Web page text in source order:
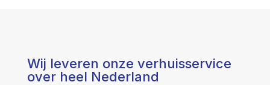
Wij leveren onze verhuisservice
over heel Nederland